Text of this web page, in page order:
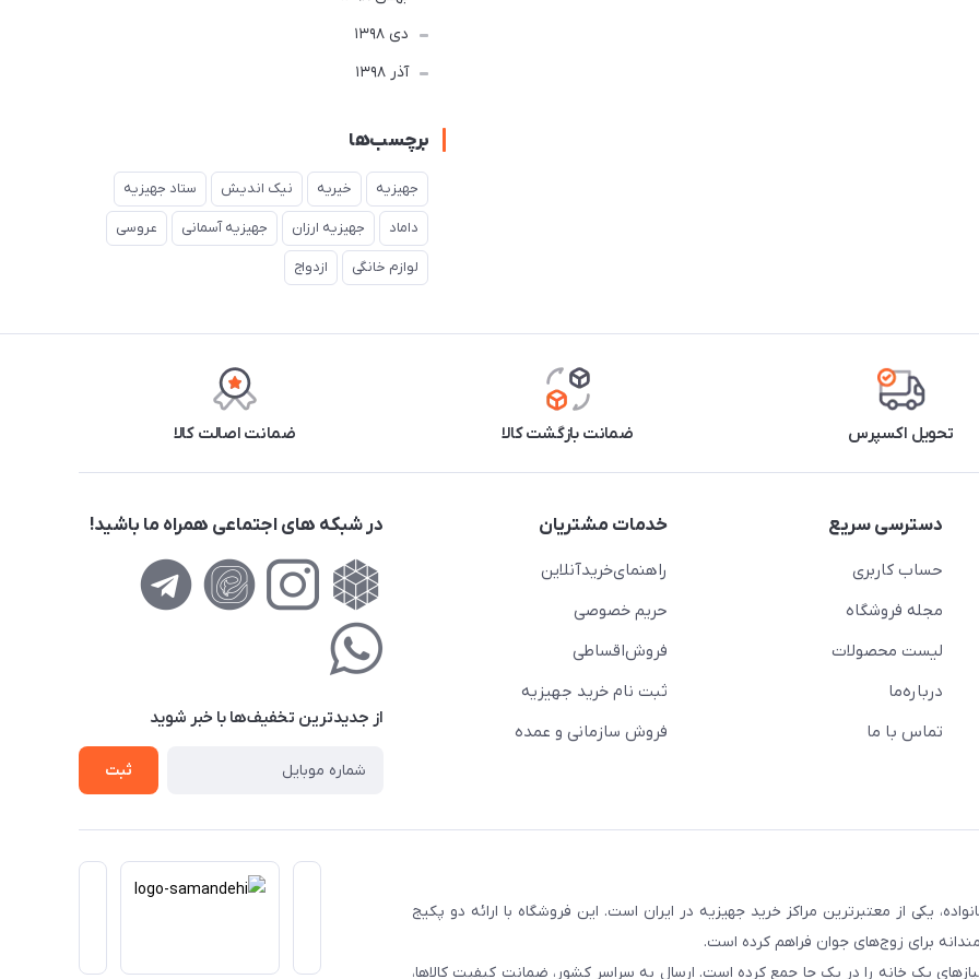
دی 1398
آذر 1398
برچسب‌ها
جهیزیه خیریه نیک اندیش ستاد جهیزیه
داماد جهیزیه ارزان جهیزیه آسمانی عروسی
لوازم خانگی ازدواج
تحویل اکسپرس ضمانت بازگشت کالا ضمانت اصالت کالا
دسترسی سریع
حساب کاربری
مجله فروشگاه
لیست محصولات
درباره‌ما
تماس با ما
خدمات مشتریان
راهنمای‌خرید‌آنلاین
حریم خصوصی
فروش‌اقساطی
ثبت نام خرید جهیزیه
فروش سازمانی و عمده
در شبکه های اجتماعی همراه ما باشید!
از جدید‌ترین تخفیف‌ها با‌ خبر شوید
ثبت
و اعتماد بیش از ۵۰ هزار خانواده، یکی از معتبرترین مراکز خرید جهیزیه در ایران است. این فروشگاه با ارائه دو پکیج
برای زوج‌های جوان فراهم کرده است.
یک خانه را در یک جا جمع کرده است. ارسال به سراسر کشور، ضمانت کیفیت کالاها،